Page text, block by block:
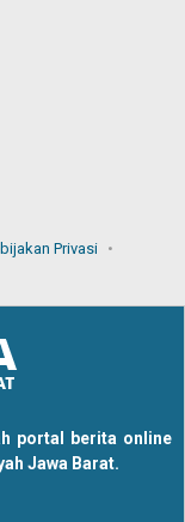
Privasi
portal berita online
Jawa Barat.